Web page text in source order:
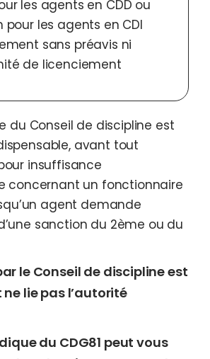
les agents en CDD ou
pour les agents en CDI
sans préavis ni
de licenciement
du Conseil de discipline est
avant tout
insuffisance
concernant un fonctionnaire
agent demande
sanction du 2ème ou du
le Conseil de discipline est
lie pas l’autorité
du CDG81 peut vous